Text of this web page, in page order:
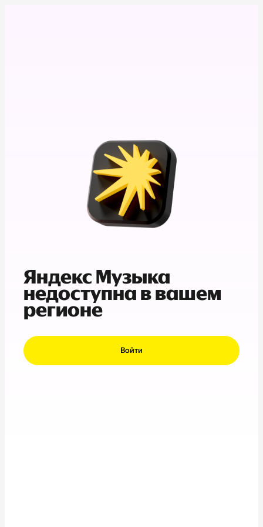
Яндекс Музыка
недоступна в вашем
регионе
Войти